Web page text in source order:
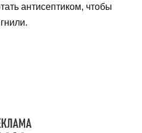
антисептиком, чтобы